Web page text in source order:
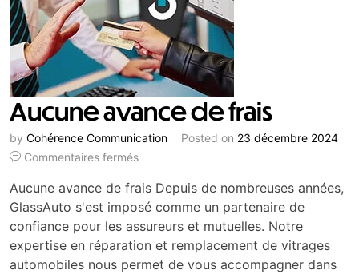
Aucune avance de frais
by Cohérence Communication Posted on 23 décembre 2024
Commentaires fermés
Aucune avance de frais Depuis de nombreuses années,
GlassAuto s'est imposé comme un partenaire de
confiance pour les assureurs et mutuelles. Notre
expertise en réparation et remplacement de vitrages
automobiles nous permet de vous accompagner dans